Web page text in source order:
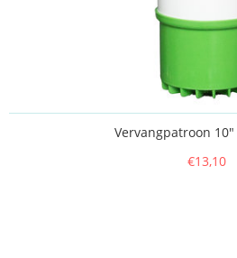
Vervangpatroon
€13,10